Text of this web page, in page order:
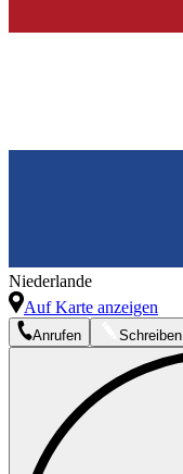
Niederlande
Auf Karte anzeigen
Anrufen Schreiben